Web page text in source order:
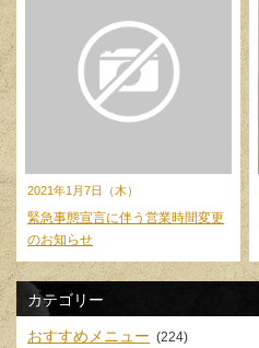
2021年1月7日（木）
緊急事態宣言に伴う営業時間変更
のお知らせ
カテゴリー
おすすめメニュー (224)